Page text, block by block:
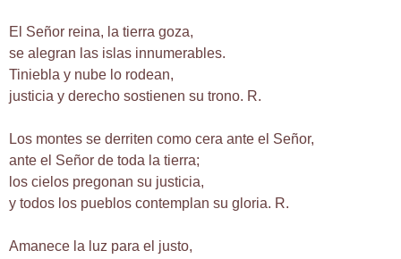
El Señor reina, la tierra goza,
se alegran las islas innumerables.
Tiniebla y nube lo rodean,
justicia y derecho sostienen su trono. R.
Los montes se derriten como cera ante el Señor,
ante el Señor de toda la tierra;
los cielos pregonan su justicia,
y todos los pueblos contemplan su gloria. R.
Amanece la luz para el justo,